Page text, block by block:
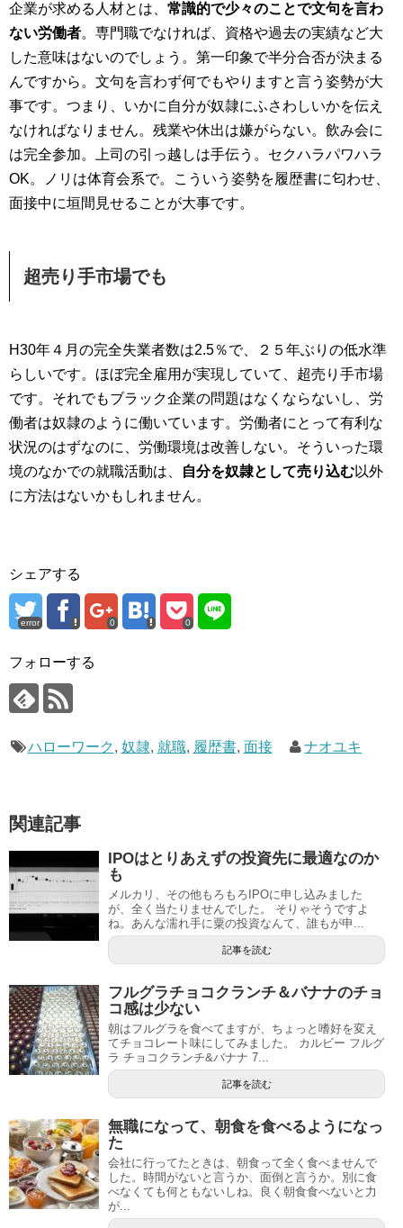
企業が求める人材とは、 常識的で少々のことで文句を言わ
ない労働者。専門職でなければ、資格や過去の実績など大
した意味はないのでしょう。第一印象で半分合否が決まる
んですから。文句を言わず何でもやりますと言う姿勢が大
事です。つまり、いかに自分が奴隷にふさわしいかを伝え
なければなりません。残業や休出は嫌がらない。飲み会に
は完全参加。上司の引っ越しは手伝う。セクハラパワハラ
OK。ノリは体育会系で。こういう姿勢を履歴書に匂わせ、
面接中に垣間見せることが大事です。
超売り手市場でも
H30年４月の完全失業者数は2.5％で、２５年ぶりの低水準
らしいです。ほぼ完全雇用が実現していて、超売り手市場
です。それでもブラック企業の問題はなくならないし、労
働者は奴隷のように働いています。労働者にとって有利な
状況のはずなのに、労働環境は改善しない。そういった環
境のなかでの就職活動は、
自分を奴隷として売り込む以外
に方法はないかもしれません。
シェアする
error 0 0
フォローする
ハローワーク , 奴隷, 就職, 履歴書, 面接 ナオユキ
関連記事
IPOはとりあえずの投資先に最適なのか
も
メルカリ、その他もろもろIPOに申し込みました
が、全く当たりませんでした。 そりゃそうですよ
ね。あんな濡れ手に粟の投資なんて、誰もが申...
記事を読む
フルグラチョコクランチ＆バナナのチョ
コ感は少ない
朝はフルグラを食べてますが、ちょっと嗜好を変え
てチョコレート味にしてみました。 カルビー フルグ
ラ チョコクランチ&バナナ 7...
記事を読む
無職になって、朝食を食べるようになっ
た
会社に行ってたときは、朝食って全く食べませんで
した。時間がないと言うか、面倒と言うか。別に食
べなくても何ともないしね。良く朝食食べないと力
が...